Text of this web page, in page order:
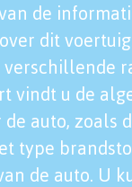
de
dit
verschillende
vindt u de
auto, zoals
type
de auto. U